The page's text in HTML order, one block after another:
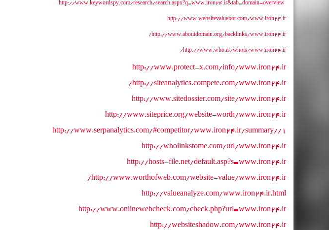
http://www.keywordspy.com/research/search.aspx?q=www.iron24.ir&tab=domain-overview
http://www.websitevaluebot.com/www.iron24.ir
http://www.aboutdomain.org/backlinks/www.iron24.ir/
http://www.who.is/whois/www.iron24.ir/
http://www.protect-x.com/info/www.iron24.ir
http://siteanalytics.compete.com/www.iron24.ir/
http://www.sitedossier.com/site/www.iron24.ir
http://www.siteprice.org/website-worth/www.iron24.ir
http://www.serpanalytics.com/#competitor/www.iron24.ir/summary//1
http://wholinkstome.com/url/www.iron24.ir
http://hosts-file.net/default.asp?s=www.iron24.ir
http://www.worthofweb.com/website-value/www.iron24.ir/
http://valueanalyze.com/www.iron24.ir.html
http://www.onlinewebcheck.com/check.php?url=www.iron24.ir
http://websiteshadow.com/www.iron24.ir